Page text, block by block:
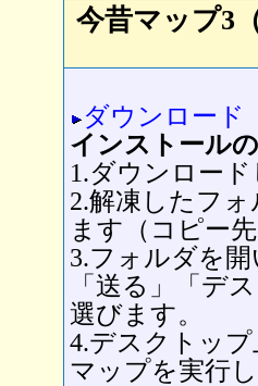
今昔マップ3
ダウンロード
インストール
1.ダウンロー
2.解凍したフ
ます（コピー
3.フォルダを
「送る」「デ
選びます。
4.デスクトッ
マップを実行し